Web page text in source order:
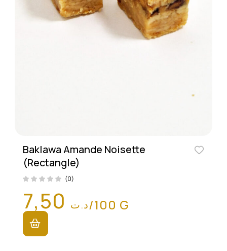
Baklawa Amande Noisette
(Rectangle)
(0)
د.ت/100 G